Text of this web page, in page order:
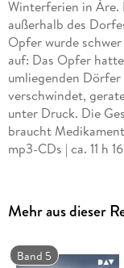
Winterferien in Åre.
außerhalb des
Opfer wurde
auf: Das Opfer
umliegenden
verschwindet,
unter Druck. Die
braucht
mp3-CDs | ca. 11 h
Mehr aus dieser
Band 5